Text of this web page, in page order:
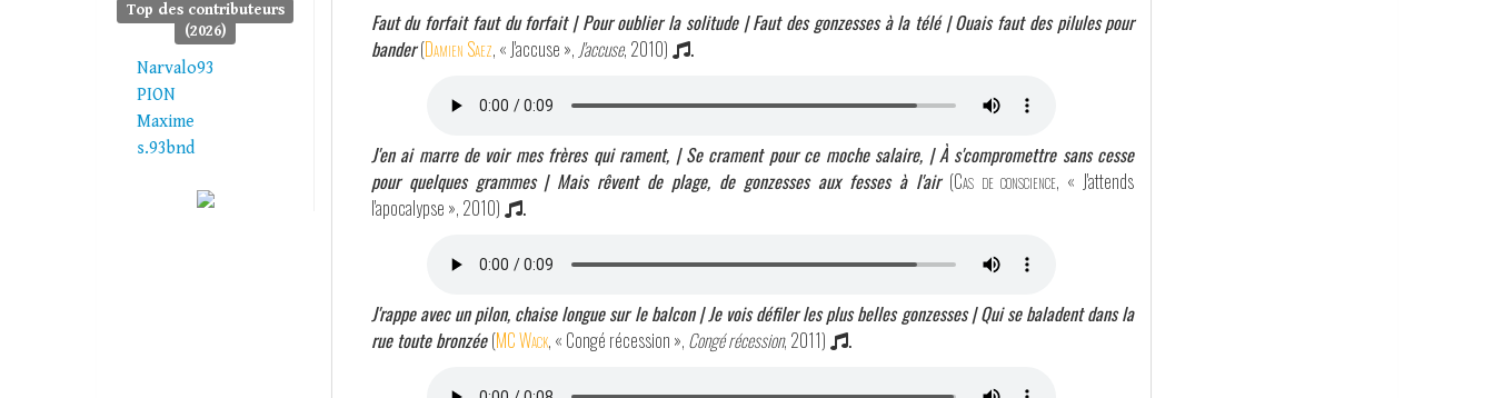
Top des contributeurs
(2026)
Narvalo93
PION
Maxime
s.93bnd
Faut du forfait faut du forfait | Pour oublier la solitude | Faut des gonzesses à la télé | Ouais faut des pilules pour
bander (Damien Saez, « J'accuse », J'accuse, 2010) .
J'en ai marre de voir mes frères qui rament, | Se crament pour ce moche salaire, | À s'compromettre sans cesse
pour quelques grammes | Mais rêvent de plage, de gonzesses aux fesses à l'air (Cas de conscience, « J'attends
l'apocalypse », 2010)
.
J'rappe avec un pilon, chaise longue sur le balcon | Je vois défiler les plus belles gonzesses | Qui se baladent dans la
rue toute bronzée (MC Wack, « Congé récession », Congé récession, 2011) .